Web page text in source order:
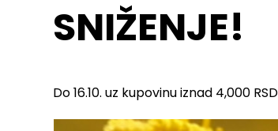
SNIŽENJE!
Do 16.10. uz kupovinu iznad 4,000